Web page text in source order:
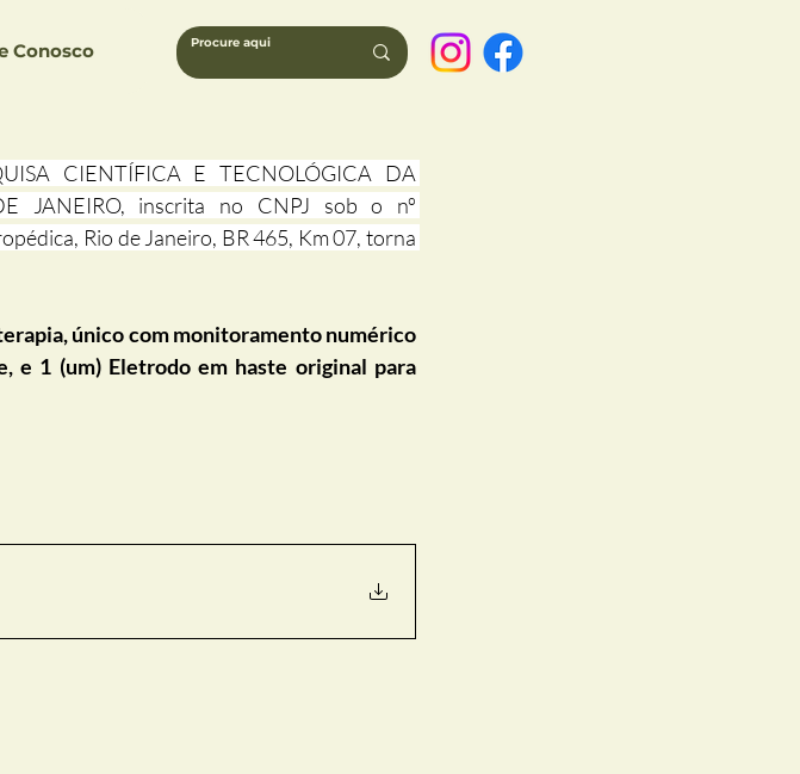
Conosco
CIENTÍFICA E TECNOLÓGICA DA
JANEIRO, inscrita no CNPJ sob o nº
Rio de Janeiro, BR 465, Km 07, torna
único com monitoramento numérico
e 1 (um) Eletrodo em haste original para